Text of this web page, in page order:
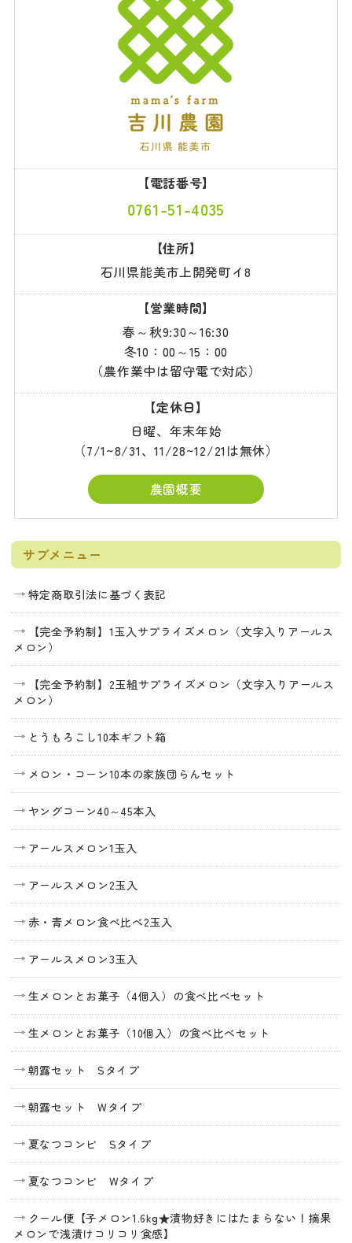
【電話番号】
0761-51-4035
【住所】
石川県能美市上開発町イ8
【営業時間】
春～秋9:30～16:30
冬10：00～15：00
（農作業中は留守電で対応）
【定休日】
日曜、年末年始
（7/1~8/31、11/28~12/21は無休）
農園概要
サブメニュー
特定商取引法に基づく表記
【完全予約制】1玉入サプライズメロン（文字入りアールス
メロン）
【完全予約制】2玉組サプライズメロン（文字入りアールス
メロン）
とうもろこし10本ギフト箱
メロン・コーン10本の家族団らんセット
ヤングコーン40～45本入
アールスメロン1玉入
アールスメロン2玉入
赤・青メロン食べ比べ2玉入
アールスメロン3玉入
生メロンとお菓子（4個入）の食べ比べセット
生メロンとお菓子（10個入）の食べ比べセット
朝露セット Sタイプ
朝露セット Wタイプ
夏なつコンビ Sタイプ
夏なつコンビ Wタイプ
クール便【子メロン1.6kg★漬物好きにはたまらない！摘果
メロンで浅漬けコリコリ食感】